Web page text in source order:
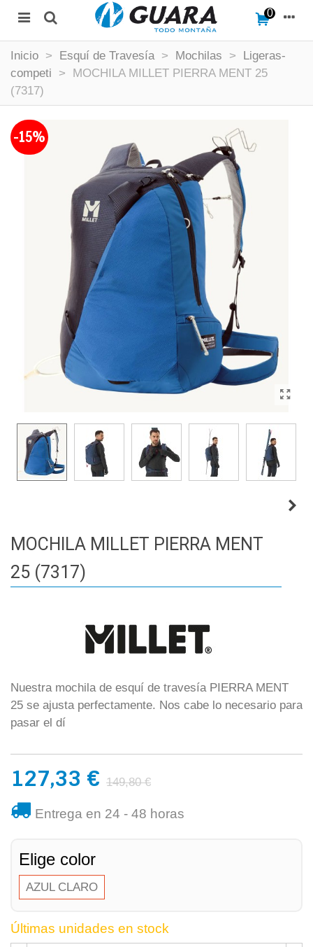
0
Inicio > Esquí de Travesía > Mochilas >
Ligeras-
competi
>
MOCHILA MILLET PIERRA MENT 25
(7317)
-15%
MOCHILA MILLET PIERRA MENT
25 (7317)
Nuestra mochila de esquí de travesía PIERRA MENT
25 se ajusta perfectamente. Nos cabe lo necesario para
pasar el dí
127,33 € 149,80 €
Entrega en 24 - 48 horas
Elige color
AZUL CLARO
Últimas unidades en stock